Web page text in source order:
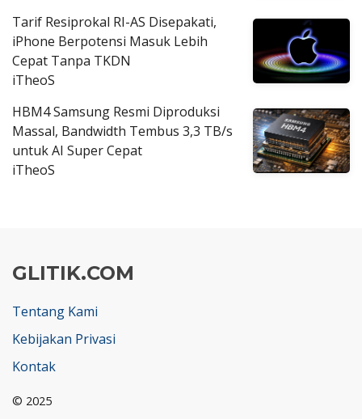
Tarif Resiprokal RI-AS Disepakati,
iPhone Berpotensi Masuk Lebih
Cepat Tanpa TKDN
iTheoS
HBM4 Samsung Resmi Diproduksi
Massal, Bandwidth Tembus 3,3 TB/s
untuk AI Super Cepat
iTheoS
GLITIK.COM
Tentang Kami
Kebijakan Privasi
Kontak
© 2025